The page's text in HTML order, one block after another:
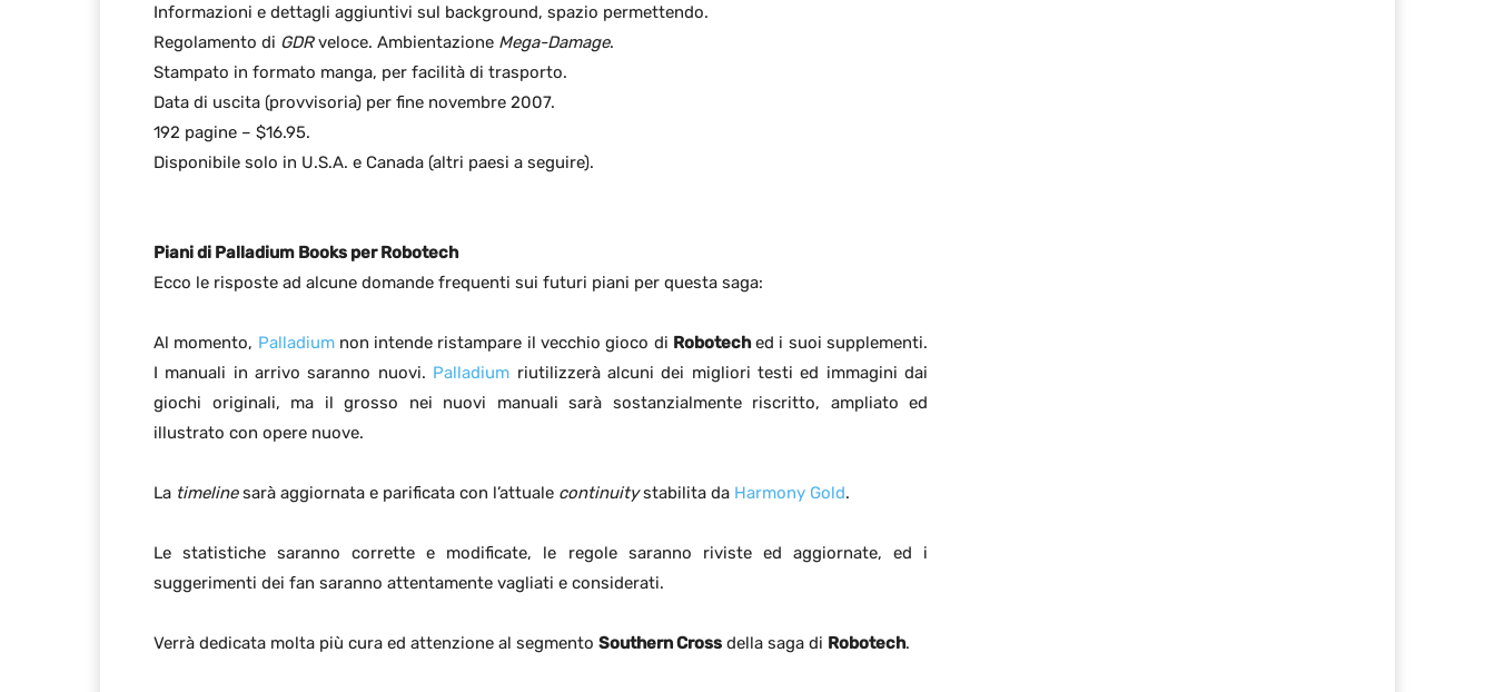
Informazioni e dettagli aggiuntivi sul background, spazio permettendo.
Regolamento di GDRveloce. Ambientazione Mega-Damage.
Stampato in formato manga, per facilità di trasporto.
Data di uscita (provvisoria) per fine novembre 2007.
192 pagine – $16.95.
Disponibile solo in U.S.A. e Canada (altri paesi a seguire).
Piani di Palladium Books per Robotech
Ecco le risposte ad alcune domande frequenti sui futuri piani per questa saga:
Al momento, Palladiumnon intende ristampare il vecchio gioco di Roboteched i suoi supplementi.
I manuali in arrivo saranno nuovi. Palladium riutilizzerà alcuni dei migliori testi ed immagini dai
giochi originali, ma il grosso nei nuovi manuali sarà sostanzialmente riscritto, ampliato ed
illustrato con opere nuove.
La timelinesarà aggiornata e parificata con l’attuale continuitystabilita da Harmony Gold.
Le statistiche saranno corrette e modificate, le regole saranno riviste ed aggiornate, ed i
suggerimenti dei fan saranno attentamente vagliati e considerati.
Verrà dedicata molta più cura ed attenzione al segmento Southern Cross della saga di Robotech.